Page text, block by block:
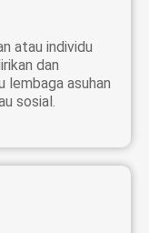
atau individu
dan
lembaga asuhan
sosial.